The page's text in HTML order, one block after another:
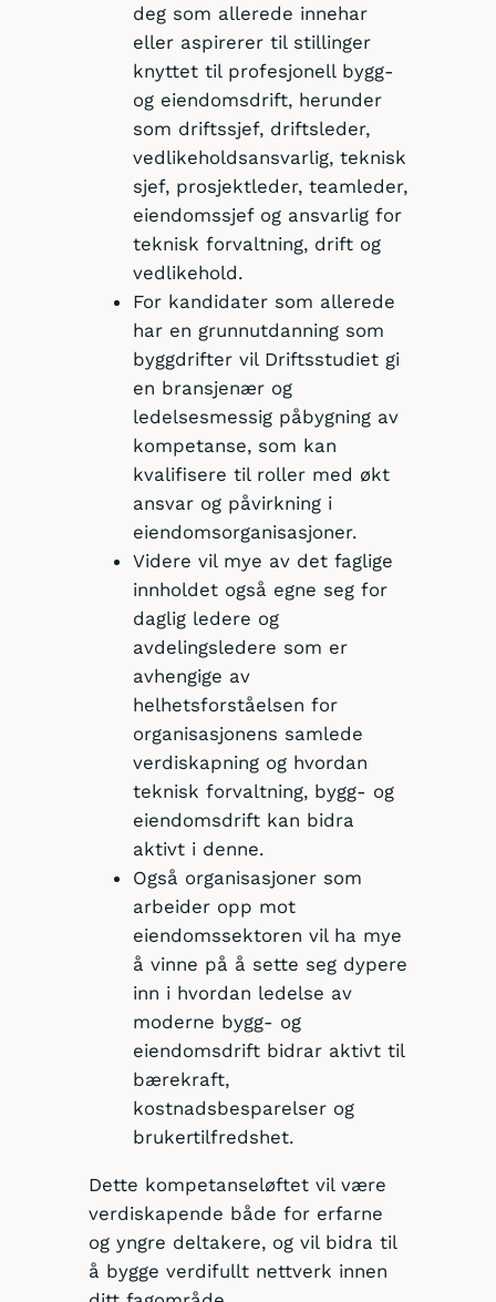
deg som allerede innehar
eller aspirerer til stillinger
knyttet til profesjonell bygg-
og eiendomsdrift, herunder
som driftssjef, driftsleder,
vedlikeholdsansvarlig, teknisk
sjef, prosjektleder, teamleder,
eiendomssjef og ansvarlig for
teknisk forvaltning, drift og
vedlikehold.
For kandidater som allerede
har en grunnutdanning som
byggdrifter vil Driftsstudiet gi
en bransjenær og
ledelsesmessig påbygning av
kompetanse, som kan
kvalifisere til roller med økt
ansvar og påvirkning i
eiendomsorganisasjoner.
Videre vil mye av det faglige
innholdet også egne seg for
daglig ledere og
avdelingsledere som er
avhengige av
helhetsforståelsen for
organisasjonens samlede
verdiskapning og hvordan
teknisk forvaltning, bygg- og
eiendomsdrift kan bidra
aktivt i denne.
Også organisasjoner som
arbeider opp mot
eiendomssektoren vil ha mye
å vinne på å sette seg dypere
inn i hvordan ledelse av
moderne bygg- og
eiendomsdrift bidrar aktivt til
bærekraft,
kostnadsbesparelser og
brukertilfredshet.
Dette kompetanseløftet vil være
verdiskapende både for erfarne
og yngre deltakere, og vil bidra til
å bygge verdifullt nettverk innen